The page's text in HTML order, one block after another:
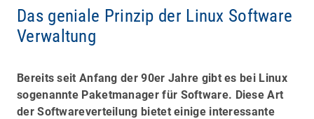
Das geniale Prinzip der Linux Software
Verwaltung
Bereits seit Anfang der 90er Jahre gibt es bei Linux
sogenannte Paketmanager für Software. Diese Art
der Softwareverteilung bietet einige interessante